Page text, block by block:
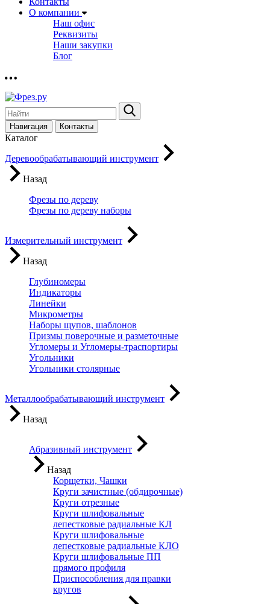
О компании
Наш офис
Реквизиты
Наши закупки
Блог
Навигация Контакты
Каталог
Деревообрабатывающий инструмент
Назад
Фрезы по дереву
Фрезы по дереву наборы
Измерительный инструмент
Назад
Глубиномеры
Индикаторы
Линейки
Микрометры
Наборы щупов, шаблонов
Призмы поверочные и разметочные
Угломеры и Угломеры-траспортиры
Угольники
Угольники столярные
Металлообрабатывающий инструмент
Назад
Абразивный инструмент
Назад
Корщетки, Чашки
Круги зачистные (обдирочные)
Круги отрезные
Круги шлифовальные
лепестковые радиальные КЛ
Круги шлифовальные
лепестковые радиальные КЛО
Круги шлифовальные ПП
прямого профиля
Приспособления для правки
кругов